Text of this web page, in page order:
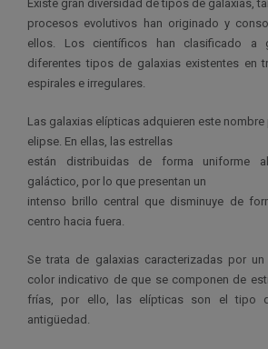
Existe gran diversidad de tipos de galaxias,
procesos evolutivos han originado y
ellos. Los científicos han clasificado a
diferentes tipos de galaxias existentes en
espirales e irregulares.
Las galaxias elípticas adquieren este
elipse. En ellas, las estrellas
están distribuidas de forma uniforme
galáctico, por lo que presentan un
intenso brillo central que disminuye de
centro hacia fuera.
Se trata de galaxias caracterizadas por
color indicativo de que se componen de
frías, por ello, las elípticas son el tipo
antigüedad.